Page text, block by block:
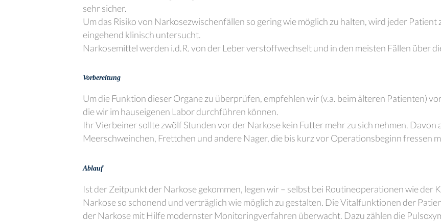
sehr sicher.
Um das Risiko von Narkosezwischenfällen so gering wie möglich zu halten, wird jeder
eingehend klinisch untersucht.
Narkosemittel werden i.d.R. von der Leber verstoffwechselt und in den meisten Fällen über
Vorbereitung
Um die Funktion dieser Organe zu überprüfen, empfehlen wir (v.a. beim älteren Patienten)
die wir im hauseigenen Labor durchführen können.
Ihr Vierbeiner sollte zwölf Stunden vor der Narkose kein Futter mehr zu sich nehmen. Davon
Meerschweinchen, Frettchen und andere Nager, die bis kurz vor Operationsbeginn fressen
Ablauf
Ist der Zeitpunkt der Narkose gekommen, legen wir – selbst bei Routineoperationen wie der
Narkose so schonend und verträglich wie möglich zu gestalten. Die Vitalfunktionen der
der Narkose mit Hilfe modernster Monitoringverfahren überwacht. Dazu zählen die